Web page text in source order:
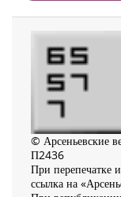
© Арсеньевские
П2436
При перепечатке
ссылка на